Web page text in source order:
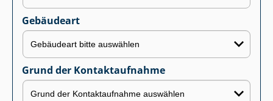
Gebäudeart
Grund der Kontaktaufnahme